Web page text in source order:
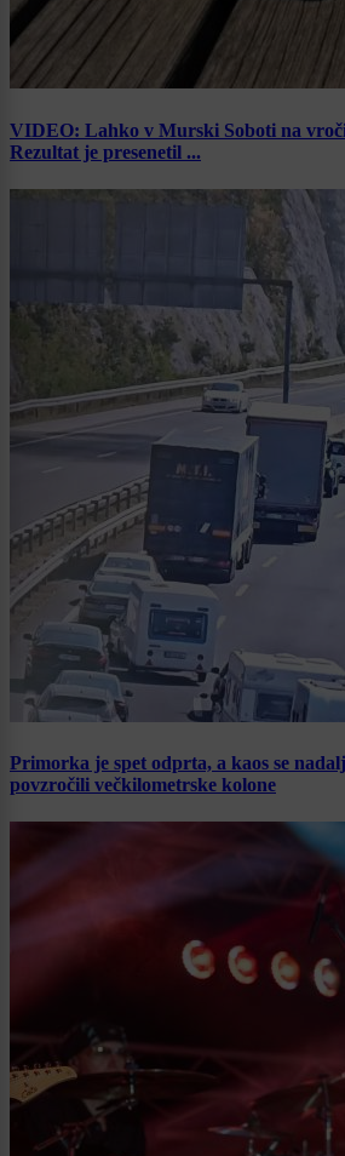
VIDEO: Lahko v Murski Soboti na
Rezultat je presenetil ...
Primorka je spet odprta, a kaos se
povzročili večkilometrske kolone